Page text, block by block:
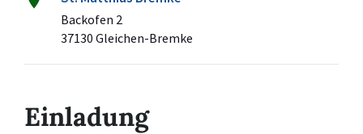
Backofen 2
37130 Gleichen-Bremke
Einladung